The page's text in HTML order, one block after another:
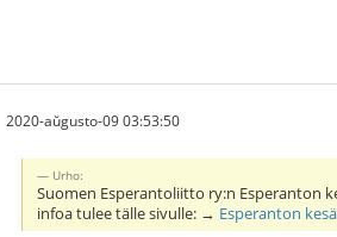
2020-aŭgusto-09 03:53:50
Urho:
Suomen Esperantoliitto ry:n Esperanton
infoa tulee tälle sivulle: → Esperanton